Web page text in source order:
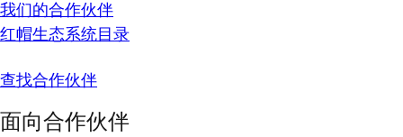
我们的合作伙伴
红帽生态系统目录
查找合作伙伴
面向合作伙伴